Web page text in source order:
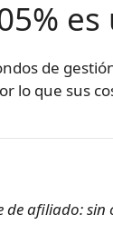
es
de
lo que sus
de afiliado: